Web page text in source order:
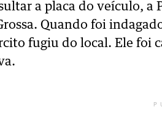
a placa do veículo, a
Quando foi
fugiu do local. Ele foi